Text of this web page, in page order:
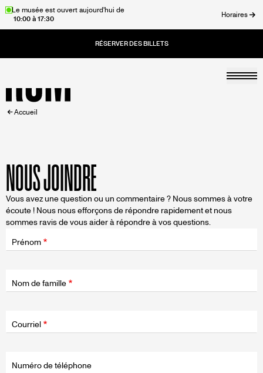
AllerLe musée est ouvert aujourd'hui de
10:00 à 17:30
Horaires
Accueil
FIL
D'ARIANE
Accueil
NOUS JOINDRE
Vous avez une question ou un commentaire ? Nous sommes à votre
écoute ! Nous nous efforçons de répondre rapidement et nous
sommes ravis de vous aider à répondre à vos questions.
Champ
d'application
Prénom
Nom de famille
d'application
Courriel
Numéro de téléphone